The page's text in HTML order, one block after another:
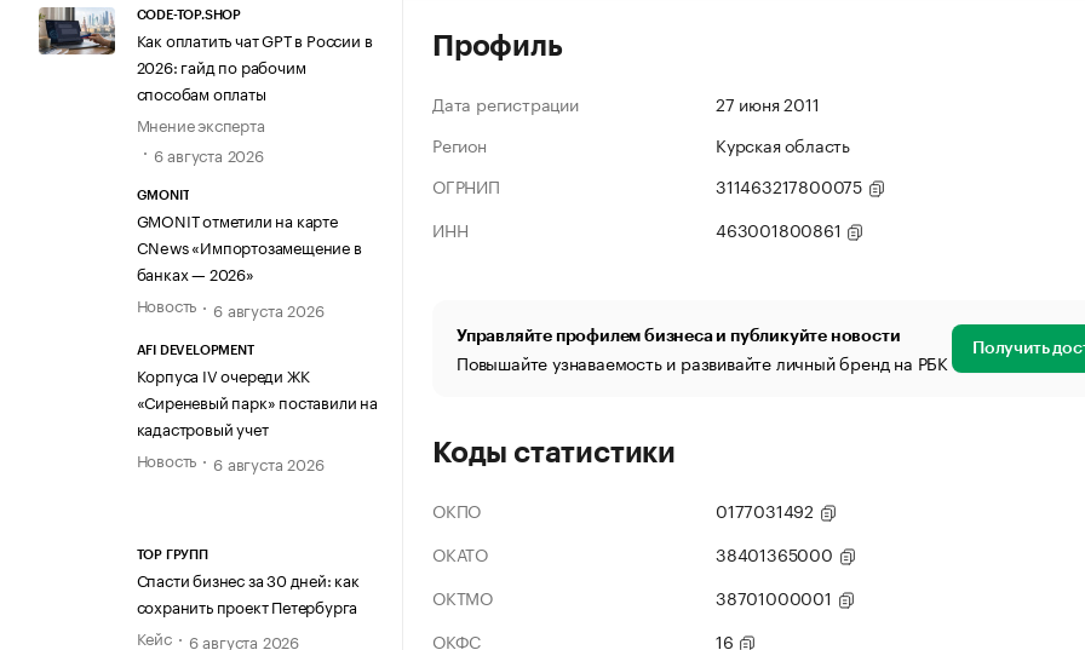
CODE-TOP.SHOP
Как оплатить чат GPT в России в
2026: гайд по рабочим
способам оплаты
Мнение эксперта
6 августа 2026
GMONIT
GMONIT отметили на карте
CNews «Импортозамещение в
банках — 2026»
Новость
6 августа 2026
AFI DEVELOPMENT
Корпуса IV очереди ЖК
«Сиреневый парк» поставили на
кадастровый учет
Новость
6 августа 2026
ТОР ГРУПП
Спасти бизнес за 30 дней: как
сохранить проект Петербурга
Кейс
6 августа 2026
Профиль
Дата регистрации
27 июня 2011
Регион
Курская область
ОГРНИП
311463217800075
ИНН
463001800861
Управляйте профилем бизнеса и публикуйте новости
Повышайте узнаваемость и развивайте личный бренд на РБК Получить
Коды статистики
ОКПО
0177031492
ОКАТО
38401365000
ОКТМО
38701000001
ОКФС
16